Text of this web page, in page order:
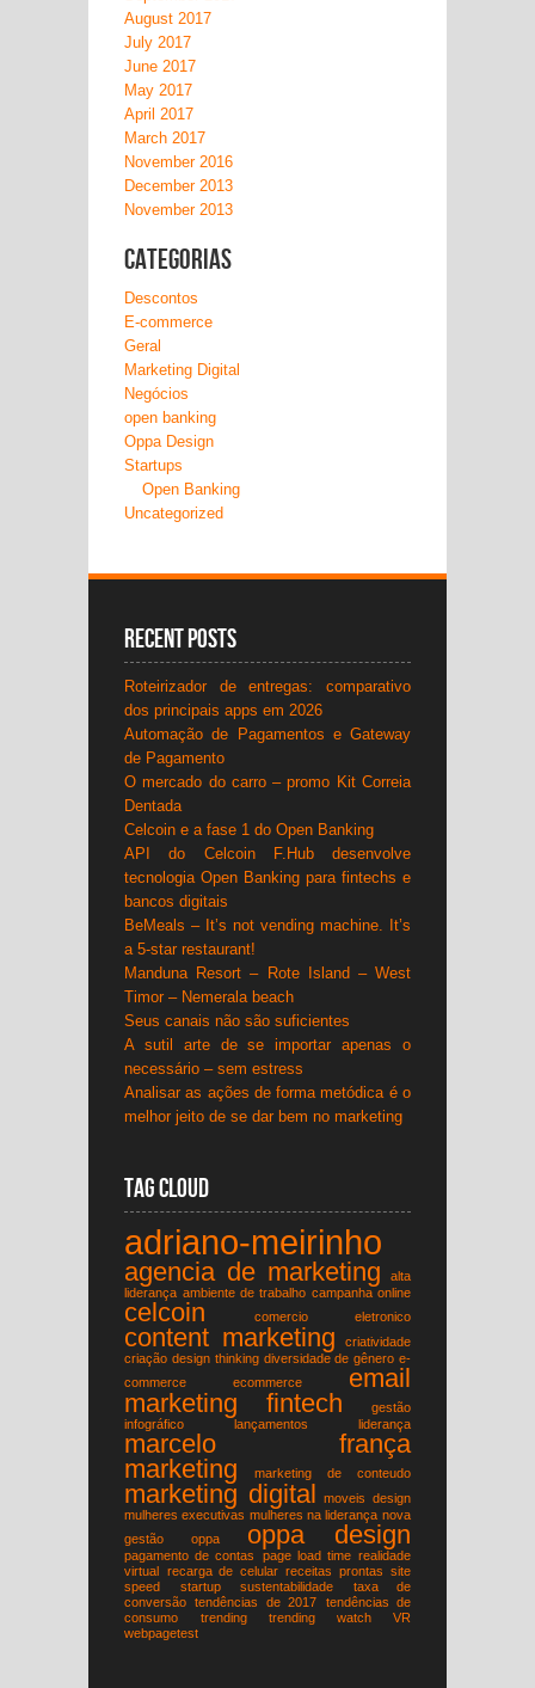
August 2017
July 2017
June 2017
May 2017
April 2017
March 2017
November 2016
December 2013
November 2013
Categorias
Descontos
E-commerce
Geral
Marketing Digital
Negócios
open banking
Oppa Design
Startups
Open Banking
Uncategorized
Recent Posts
Roteirizador de entregas: comparativo
dos principais apps em 2026
Automação de Pagamentos e Gateway
de Pagamento
O mercado do carro – promo Kit Correia
Dentada
Celcoin e a fase 1 do Open Banking
API do Celcoin F.Hub desenvolve
tecnologia Open Banking para fintechs e
bancos digitais
BeMeals – It’s not vending machine. It’s
a 5-star restaurant!
Manduna Resort – Rote Island – West
Timor – Nemerala beach
Seus canais não são suficientes
A sutil arte de se importar apenas o
necessário – sem estress
Analisar as ações de forma metódica é o
melhor jeito de se dar bem no marketing
Tag Cloud
adriano-meirinho
agencia de marketing
alta
liderança ambiente de trabalho campanha online
celcoin comercio eletronico
content marketing
criatividade
criação design thinking diversidade de gênero e-
commerce
ecommerce
email
marketing
fintech
gestão
infográfico
lançamentos liderança
marcelo frança
marketing
marketing de conteudo
marketing digital
moveis design
mulheres executivas mulheres na liderança nova
gestão
oppa oppa design
pagamento de contas page load time realidade
virtual recarga de celular receitas prontas site
speed
startup sustentabilidade
taxa de
conversão
tendências de 2017
tendências de
consumo
trending trending watch
VR
webpagetest